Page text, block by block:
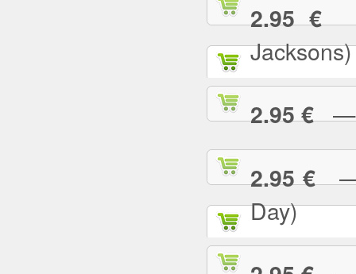
2.95 €—
Jacksons)
2.95 €—
2.95 €—
Day)